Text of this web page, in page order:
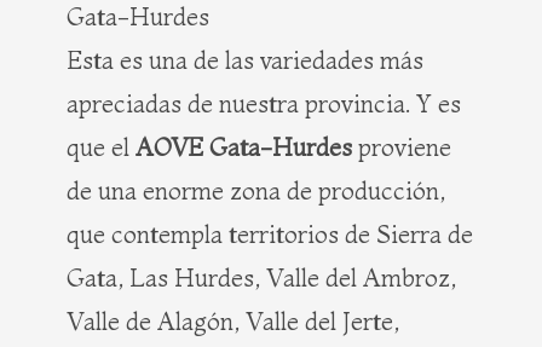
Gata-Hurdes
Esta es una de las variedades más
apreciadas de nuestra provincia. Y es
que el AOVE Gata-Hurdes proviene
de una enorme zona de producción,
que contempla territorios de Sierra de
Gata, Las Hurdes, Valle del Ambroz,
Valle de Alagón, Valle del Jerte,